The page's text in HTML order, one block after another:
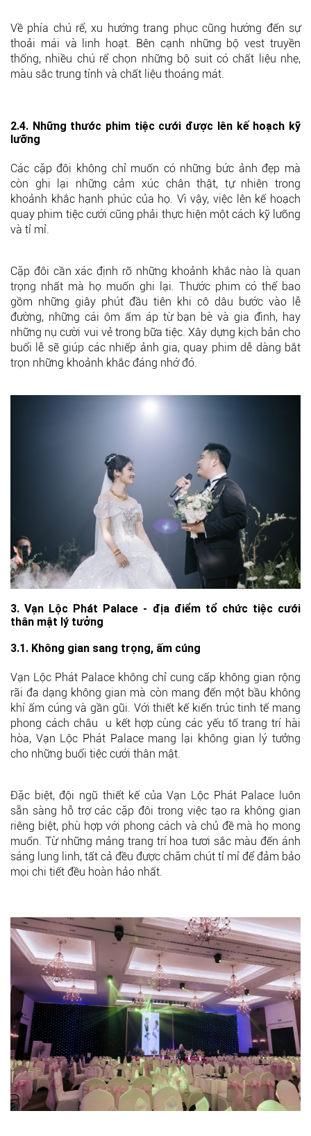
Về phía chú rể, xu hướng trang phục cũng hướng đến sự
thoải mái và linh hoạt. Bên cạnh những bộ vest truyền
thống, nhiều chú rể chọn những bộ suit có chất liệu nhẹ,
màu sắc trung tính và chất liệu thoáng mát.
2.4. Những thước phim tiệc cưới được lên kế hoạch kỹ
lưỡng
Các cặp đôi không chỉ muốn có những bức ảnh đẹp mà
còn ghi lại những cảm xúc chân thật, tự nhiên trong
khoảnh khắc hạnh phúc của họ. Vì vậy, việc lên kế hoạch
quay phim tiệc cưới cũng phải thực hiện một cách kỹ lưỡng
và tỉ mỉ.
Cặp đôi cần xác định rõ những khoảnh khắc nào là quan
trọng nhất mà họ muốn ghi lại. Thước phim có thể bao
gồm những giây phút đầu tiên khi cô dâu bước vào lễ
đường, những cái ôm ấm áp từ bạn bè và gia đình, hay
những nụ cười vui vẻ trong bữa tiệc. Xây dựng kịch bản cho
buổi lễ sẽ giúp các nhiếp ảnh gia, quay phim dễ dàng bắt
trọn những khoảnh khắc đáng nhớ đó.
3. Vạn Lộc Phát Palace - địa điểm tổ chức tiệc cưới
thân mật lý tưởng
3.1. Không gian sang trọng, ấm cúng
Vạn Lộc Phát Palace không chỉ cung cấp không gian rộng
rãi đa dạng không gian mà còn mang đến một bầu không
khí ấm cúng và gần gũi. Với thiết kế kiến trúc tinh tế mang
phong cách châu u kết hợp cùng các yếu tố trang trí hài
hòa, Vạn Lộc Phát Palace mang lại không gian lý tưởng
cho những buổi tiệc cưới thân mật.
Đặc biệt, đội ngũ thiết kế của Vạn Lộc Phát Palace luôn
sẵn sàng hỗ trợ các cặp đôi trong việc tạo ra không gian
riêng biệt, phù hợp với phong cách và chủ đề mà họ mong
muốn. Từ những mảng trang trí hoa tươi sắc màu đến ánh
sáng lung linh, tất cả đều được chăm chút tỉ mỉ để đảm bảo
mọi chi tiết đều hoàn hảo nhất.